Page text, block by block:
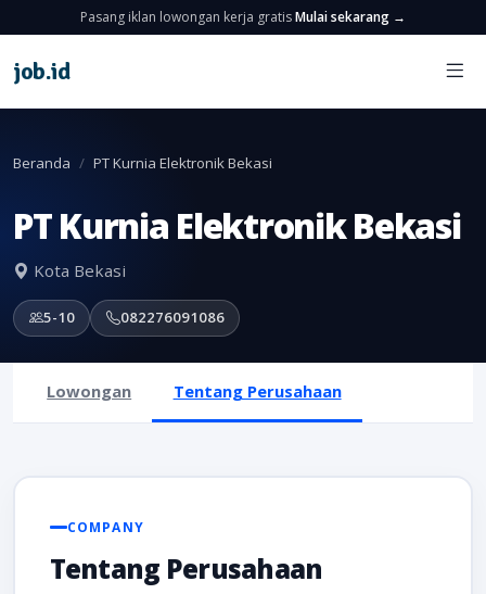
Pasang iklan lowongan kerja gratisMulai sekarang →
job.id
Beranda PT Kurnia Elektronik Bekasi
PT Kurnia Elektronik Bekasi
Kota Bekasi
5-10 082276091086
Lowongan Tentang Perusahaan
COMPANY
Tentang Perusahaan